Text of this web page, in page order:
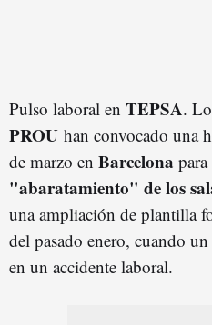
Pulso laboral en TEPSA.
PROU han convocado una
de marzo en Barcelona
"abaratamiento" de los
una ampliación de plantilla
del pasado enero, cuando
en un accidente laboral.